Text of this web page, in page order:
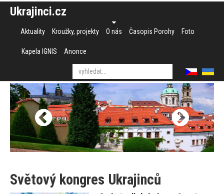
Ukrajinci.cz
Aktuality Kroužky, projekty O nás Časopis Porohy Foto
Kapela IGNIS Anonce
Světový kongres Ukrajinců